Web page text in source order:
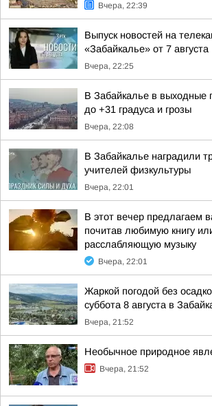
Вчера, 22:39
Выпуск новостей на
«Забайкалье» от 7 августа
Вчера, 22:25
В Забайкалье в выходные
до +31 градуса и грозы
Вчера, 22:08
В Забайкалье наградили
учителей физкультуры
Вчера, 22:01
В этот вечер предлагаем
почитав любимую книгу
расслабляющую музыку
Вчера, 22:01
Жаркой погодой без
суббота 8 августа в
Вчера, 21:52
Необычное природное
Вчера, 21:52